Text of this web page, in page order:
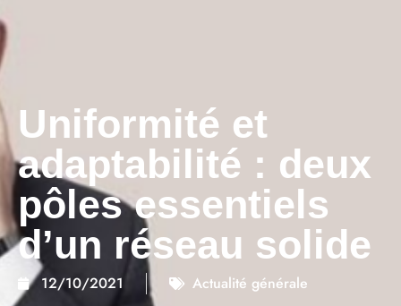
Uniformité et
adaptabilité : deux
pôles essentiels
d’un réseau solide
12/10/2021 Actualité générale